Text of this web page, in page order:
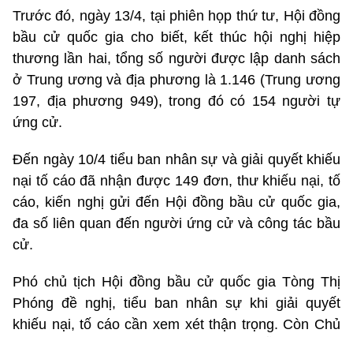
Trước đó, ngày 13/4, tại phiên họp thứ tư, Hội đồng
bầu cử quốc gia cho biết, kết thúc hội nghị hiệp
thương lần hai, tổng số người được lập danh sách
ở Trung ương và địa phương là 1.146 (Trung ương
197, địa phương 949), trong đó có 154 người tự
ứng cử.
Đến ngày 10/4 tiểu ban nhân sự và giải quyết khiếu
nại tố cáo đã nhận được 149 đơn, thư khiếu nại, tố
cáo, kiến nghị gửi đến Hội đồng bầu cử quốc gia,
đa số liên quan đến người ứng cử và công tác bầu
cử.
Phó chủ tịch Hội đồng bầu cử quốc gia Tòng Thị
Phóng đề nghị, tiểu ban nhân sự khi giải quyết
khiếu nại, tố cáo cần xem xét thận trọng. Còn Chủ